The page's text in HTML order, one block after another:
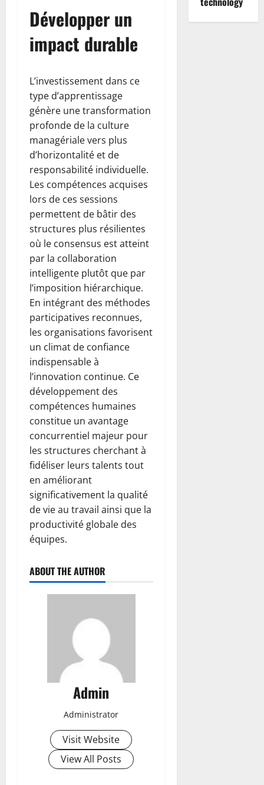
Développer un
impact durable
L’investissement dans ce
type d’apprentissage
génère une transformation
profonde de la culture
managériale vers plus
d’horizontalité et de
responsabilité individuelle.
Les compétences acquises
lors de ces sessions
permettent de bâtir des
structures plus résilientes
où le consensus est atteint
par la collaboration
intelligente plutôt que par
l’imposition hiérarchique.
En intégrant des méthodes
participatives reconnues,
les organisations favorisent
un climat de confiance
indispensable à
l’innovation continue. Ce
développement des
compétences humaines
constitue un avantage
concurrentiel majeur pour
les structures cherchant à
fidéliser leurs talents tout
en améliorant
significativement la qualité
de vie au travail ainsi que la
productivité globale des
équipes.
ABOUT THE AUTHOR
Admin
Administrator
Visit Website
View All Posts